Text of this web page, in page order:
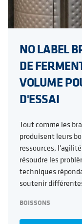
NO LABEL
DE
VOLUME
D'ESSAI
Tout comme les
produisent leurs
ressources,
résoudre les
techniques
soutenir
BOISSONS